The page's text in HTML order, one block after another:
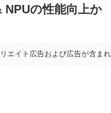
NPUの性能向上か
エイト広告および広告が含まれ